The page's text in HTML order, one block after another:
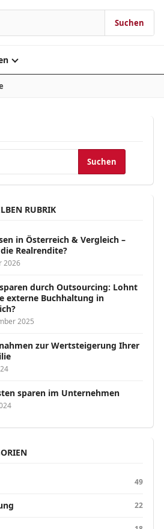
Suchen
RUBRIK
in Österreich & Vergleich –
Realrendite?
2026
durch Outsourcing: Lohnt
externe Buchhaltung in
2025
zur Wertsteigerung Ihrer
sparen im Unternehmen
49
22